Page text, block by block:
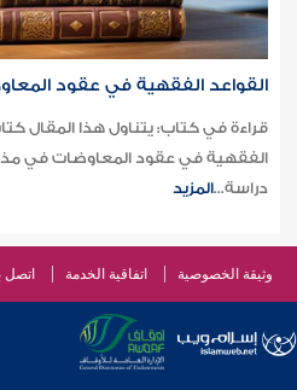
القواعد الفقهية في عقود
قراءة في كتاب: يتناول هذا المقال
الفقهية في عقود المعاوضات في
دراسة...المزيد
وثيقة الخصوصية اتفاقية الخدمة اتصل